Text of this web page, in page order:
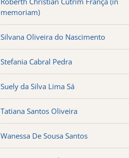
memoriam)
Silvana Oliveira do Nascimento
Stefania Cabral Pedra
Suely da Silva Lima Sá
Tatiana Santos Oliveira
Wanessa De Sousa Santos